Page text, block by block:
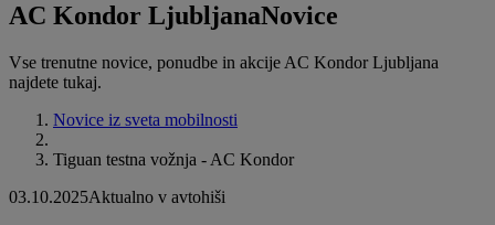
AC Kondor LjubljanaNovice
Vse trenutne novice, ponudbe in akcije AC Kondor Ljubljana
najdete tukaj.
Novice iz sveta mobilnosti
Tiguan testna vožnja - AC Kondor
03.10.2025Aktualno v avtohiši